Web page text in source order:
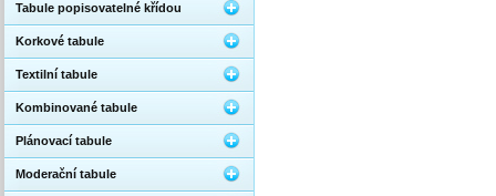
Tabule popisovatelné křídou
Korkové tabule
Textilní tabule
Kombinované tabule
Plánovací tabule
Moderační tabule